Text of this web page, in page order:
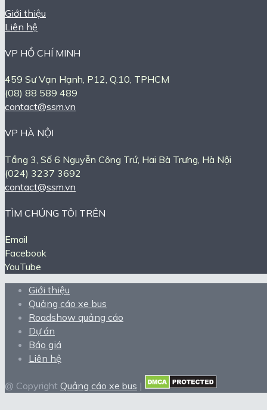
Giới thiệu
Liên hệ
VP HỒ CHÍ MINH
459 Sư Vạn Hạnh, P12, Q.10, TPHCM
(08) 88 589 489
contact@ssm.vn
VP HÀ NỘI
Tầng 3, Số 6 Nguyễn Công Trứ, Hai Bà Trưng, Hà Nội
(024) 3237 3692
contact@ssm.vn
TÌM CHÚNG TÔI TRÊN
Email
Facebook
YouTube
Giới thiệu
Quảng cáo xe bus
Roadshow quảng cáo
Dự án
Báo giá
Liên hệ
@ Copyright Quảng cáo xe bus |